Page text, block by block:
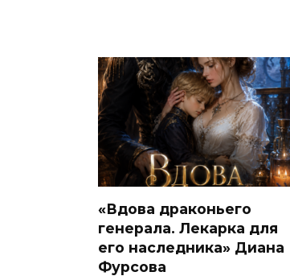
«Вдова драконьего
генерала. Лекарка для
его наследника» Диана
Фурсова